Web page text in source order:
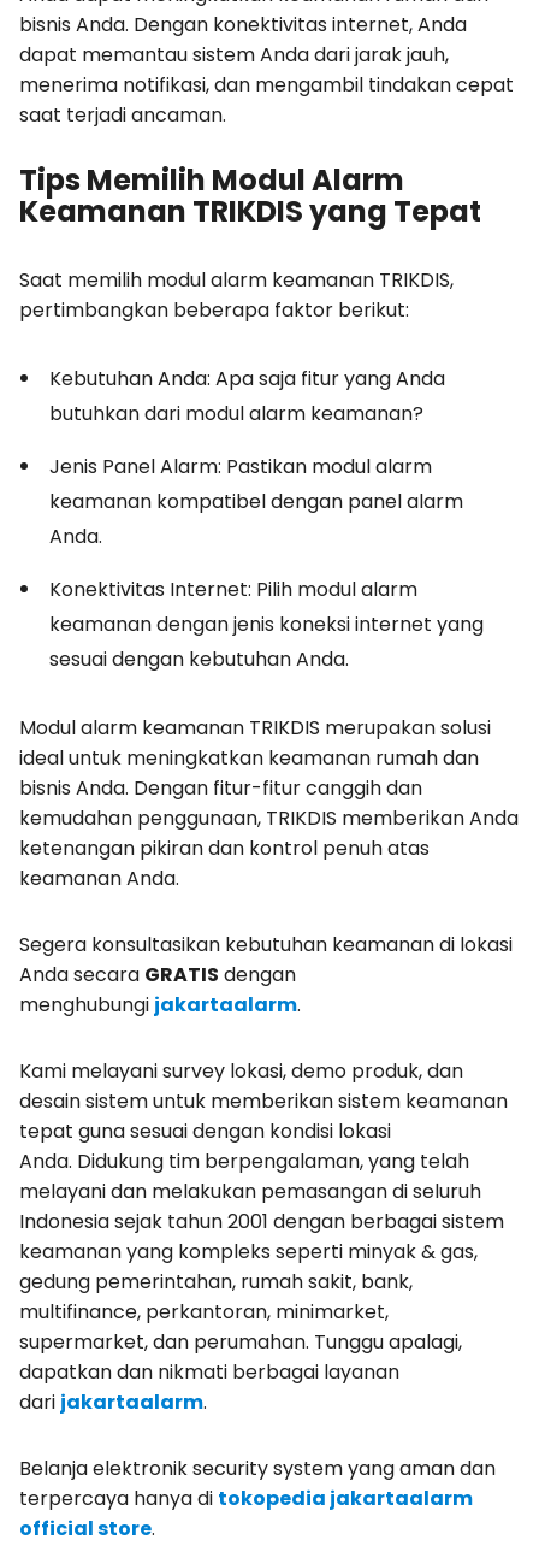
bisnis Anda. Dengan konektivitas internet, Anda
dapat memantau sistem Anda dari jarak jauh,
menerima notifikasi, dan mengambil tindakan cepat
saat terjadi ancaman.
Tips Memilih Modul Alarm
Keamanan TRIKDIS yang Tepat
Saat memilih modul alarm keamanan TRIKDIS,
pertimbangkan beberapa faktor berikut:
Kebutuhan Anda: Apa saja fitur yang Anda
butuhkan dari modul alarm keamanan?
Jenis Panel Alarm: Pastikan modul alarm
keamanan kompatibel dengan panel alarm
Anda.
Konektivitas Internet: Pilih modul alarm
keamanan dengan jenis koneksi internet yang
sesuai dengan kebutuhan Anda.
Modul alarm keamanan TRIKDIS merupakan solusi
ideal untuk meningkatkan keamanan rumah dan
bisnis Anda. Dengan fitur-fitur canggih dan
kemudahan penggunaan, TRIKDIS memberikan Anda
ketenangan pikiran dan kontrol penuh atas
keamanan Anda.
Segera konsultasikan kebutuhan keamanan di lokasi
Anda secara GRATIS dengan
menghubungi jakartaalarm.
Kami melayani survey lokasi, demo produk, dan
desain sistem untuk memberikan sistem keamanan
tepat guna sesuai dengan kondisi lokasi
Anda. Didukung tim berpengalaman, yang telah
melayani dan melakukan pemasangan di seluruh
Indonesia sejak tahun 2001 dengan berbagai sistem
keamanan yang kompleks seperti minyak & gas,
gedung pemerintahan, rumah sakit, bank,
multifinance, perkantoran, minimarket,
supermarket, dan perumahan. Tunggu apalagi,
dapatkan dan nikmati berbagai layanan
dari jakartaalarm.
Belanja elektronik security system yang aman dan
terpercaya hanya di tokopedia jakartaalarm
official store.